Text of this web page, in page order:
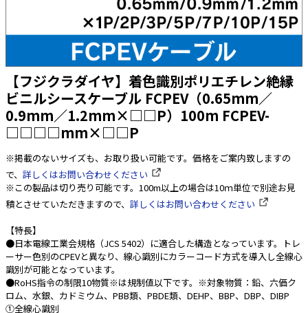
電源タップ・延長コード
スイッチ・コンセント（配線器具）
PF管/FEP管/CD管/情報線保護管
ボックス・ビニル電線管付属品・引き込
みカバー
EV充電設備工事関連
感染症関連
e431オリジナル
暑さ対策
販売終了品
【フジクラダイヤ】着色識別ポリエチレン絶縁
ビニルシースケーブル FCPEV（0.65mm／
0.9mm／1.2mm×□□P）100m FCPEV-
□□□□mm×□□P
※掲載のないサイズも、お取り扱い可能です。価格をご案内致しますの
で、 詳しくはお問い合わせください
※この製品は切り売り可能です。100m以上の場合は10ｍ単位で別途お見
積とさせていただきますので、 詳しくはお問い合わせください
【特長】
●日本電線工業会規格（JCS 5402）に適合した構造となっています。トレ
ーサー色別のCPEVと異なり、線心識別にカラーコード方式を導入し全線心
識別が可能となっています。
●RoHS指令の制限10物質※は規制値以下です。※対象物質：鉛、六価ク
ロム、水銀、カドミウム、PBB類、PBDE類、DEHP、BBP、DBP、DIBP
①全線心識別